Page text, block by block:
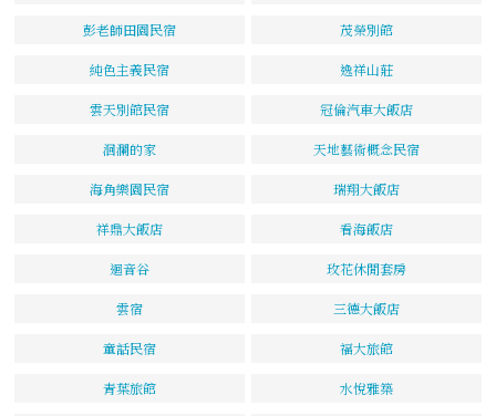
彭老師田園民宿 茂榮別館
純色主義民宿 逸祥山莊
雲天別館民宿 冠倫汽車大飯店
洄瀾的家 天地藝術概念民宿
海角樂園民宿 瑞翔大飯店
祥鼎大飯店 看海飯店
迴音谷 玫花休閒套房
雲宿 三德大飯店
童話民宿 福大旅館
青葉旅館 水悅雅築